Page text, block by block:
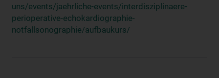
uns/events/jaehrliche-events/interdisziplinaere-
perioperative-echokardiographie-
notfallsonographie/aufbaukurs/